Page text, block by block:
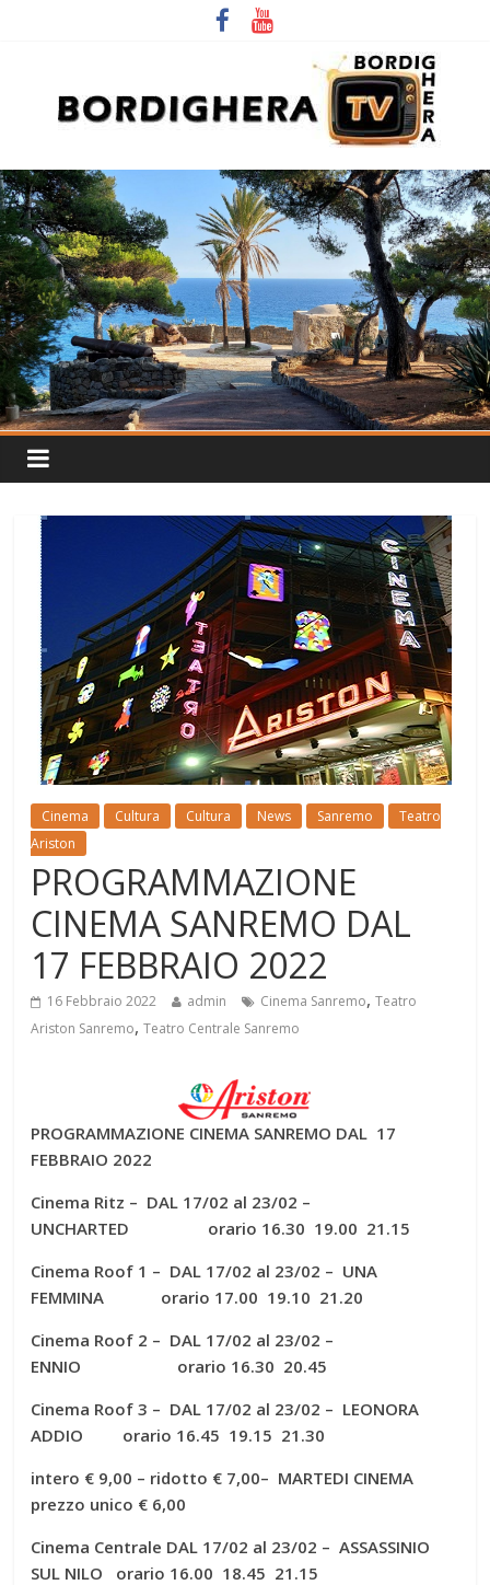
Cinema Cultura Cultura News Sanremo
Teatro
Ariston
PROGRAMMAZIONE
CINEMA SANREMO DAL
17 FEBBRAIO 2022
16 Febbraio 2022 admin Cinema Sanremo,Teatro
Ariston Sanremo,Teatro Centrale Sanremo
PROGRAMMAZIONE CINEMA SANREMO DAL 17
FEBBRAIO 2022
Cinema Ritz – DAL 17/02 al 23/02 –
UNCHARTED orario 16.30 19.00 21.15
Cinema Roof 1 – DAL 17/02 al 23/02 – UNA
FEMMINA orario 17.00 19.10 21.20
Cinema Roof 2 – DAL 17/02 al 23/02 –
ENNIO orario 16.30 20.45
Cinema Roof 3 – DAL 17/02 al 23/02 – LEONORA
ADDIO orario 16.45 19.15 21.30
intero € 9,00 – ridotto € 7,00– MARTEDI CINEMA
prezzo unico € 6,00
Cinema Centrale DAL 17/02 al 23/02 – ASSASSINIO
SUL NILO orario 16.00 18.45 21.15